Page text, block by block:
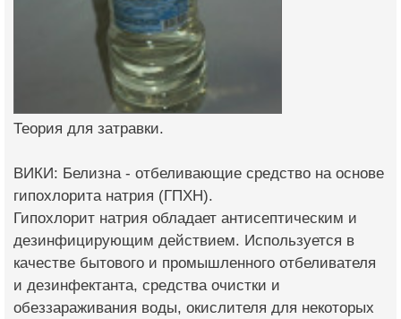
Теория для затравки.
ВИКИ: Белизна - отбеливающие средство на основе
гипохлорита натрия (ГПХН).
Гипохлорит натрия обладает антисептическим и
дезинфицирующим действием. Используется в
качестве бытового и промышленного отбеливателя
и дезинфектанта, средства очистки и
обеззараживания воды, окислителя для некоторых